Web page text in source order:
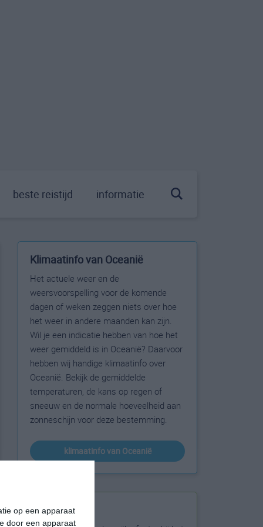
op een apparaat
door een apparaat
beste reistijd informatie
Klimaatinfo van Oceanië
Het actuele weer en de
weersvoorspelling voor de komende
dagen of weken zeggen niets over hoe
het weer in andere maanden kan zijn.
Wil je een indicatie hebben van hoe het
weer gemiddeld is in Oceanië? Daarvoor
hebben wij handige klimaatinfo over
Oceanië. Bekijk de gemiddelde
temperaturen, de kans op regen of
sneeuw en de normale hoeveelheid aan
zonneschijn voor deze bestemming.
klimaatinfo van Oceanië
Beste reistijd